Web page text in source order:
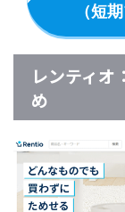
（短
レンティオ
め